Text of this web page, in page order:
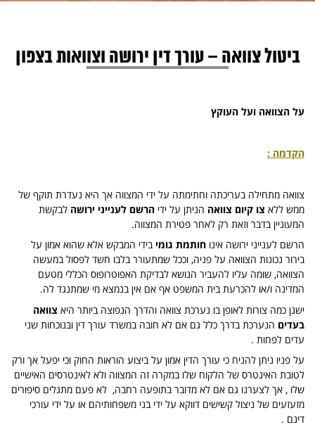
ביטול צוואה – עורך דין ירושה וצוואות בצפון
על הצוואה ועל העוקץ
הקדמה :
צוואה מתחילה בעריכתה וחתימתה על ידי המצווה אך היא נעדרת תוקף של
ממש ללא צו קיום צוואה הניתן על ידי הרשם לענייני ירושה לבקשת
המעוניין בדבר וזאת רק לאחר פטירת המצווה.
הרשם לענייני ירושה אינו חותמת גומי בידי המבקש אלא שהוא אמון על
בירור נכונות הצוואה על פניה, וככל שמתעורר בלבו חשד לפסול במעשה
הצוואה, שומה עליו להעביר הנושא לבדיקת האפוטרופוס הכללי מטעם
המדינה ו/או להכרעת בית המשפט אף אם אין בנמצא מי שמתנגד לה.
ישנן כמה צורות לאופן בו נערכת צוואה והדרך הנפוצה ביותר היא צוואה
בעדים הנערכת בדרך כלל גם אם לא חובה במשרד עורך דין ובנוכחות שני
עדים לפחות .
על פניו ניתן להניח כי עורך הדין אמון על ביצוע הוראות החוק וכי יפעל אך ורק
לטובת האינטרס של הלקוח שלו במקרה זה המצווה ולא לאינטרסים האישיים
שלו , אך לצערנו גם אם לא מדובר בתופעה רחבה, לא פעם מתגלים סיפורים
מזעזעים של ניצול קשישים דווקא על ידי בני משפחותיהם או על ידי עורכי
דינם .